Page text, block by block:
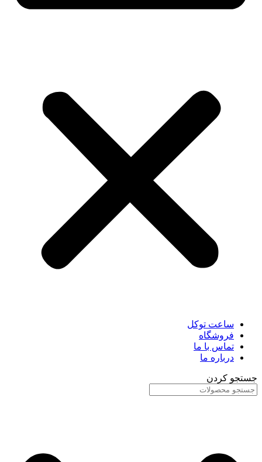
ساعت توکل
فروشگاه
تماس با ما
درباره ما
جستجو کردن